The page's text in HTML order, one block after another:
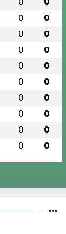
0 0
0 0
0 0
0 0
0 0
0 0
0 0
0 0
0 0